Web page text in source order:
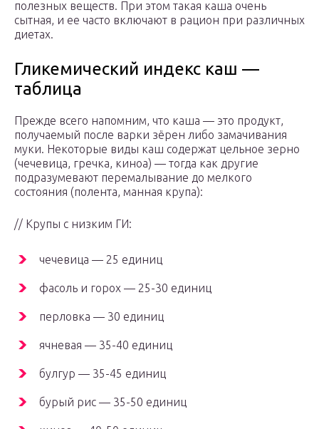
полезных веществ. При этом такая каша очень
сытная, и ее часто включают в рацион при различных
диетах.
Гликемический индекс каш —
таблица
Прежде всего напомним, что каша — это продукт,
получаемый после варки зёрен либо замачивания
муки. Некоторые виды каш содержат цельное зерно
(чечевица, гречка, киноа) — тогда как другие
подразумевают перемалывание до мелкого
состояния (полента, манная крупа):
// Крупы с низким ГИ:
чечевица — 25 единиц
фасоль и горох — 25-30 единиц
перловка — 30 единиц
ячневая — 35-40 единиц
булгур — 35-45 единиц
бурый рис — 35-50 единиц